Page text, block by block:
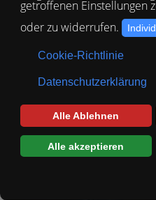
Flughäfen abdecken. Weiter unten